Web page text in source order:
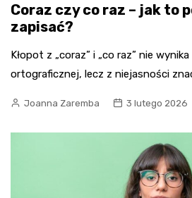
Coraz czy co raz – jak to
zapisać?
Kłopot z „coraz” i „co raz” nie
ortograficznej, lecz z niejasności
Joanna Zaremba 3 lutego 2026